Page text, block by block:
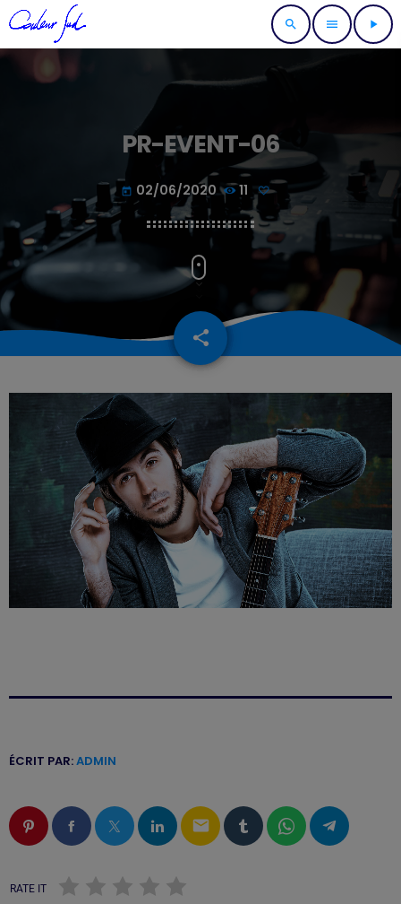
search menu play_arrow
PR-EVENT-06
today 02/06/2020 11
share
email
ÉCRIT PAR:ADMIN
email
RATE IT